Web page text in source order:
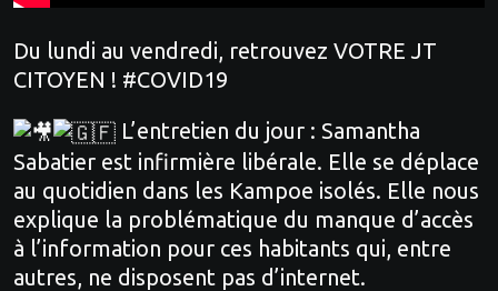
Du lundi au vendredi, retrouvez VOTRE JT
CITOYEN ! #COVID19
L’entretien du jour : Samantha
Sabatier est infirmière libérale. Elle se déplace
au quotidien dans les Kampoe isolés. Elle nous
explique la problématique du manque d’accès
à l’information pour ces habitants qui, entre
autres, ne disposent pas d’internet.